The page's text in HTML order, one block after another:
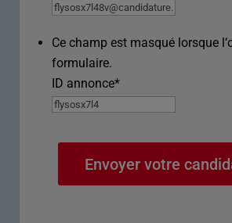
Ce champ est masqué lorsque
formulaire.
ID annonce*